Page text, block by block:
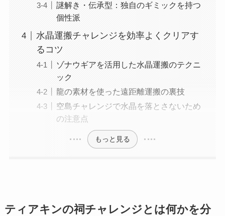
謎解き・伝承型：独自のギミックを持つ
個性派
水晶運搬チャレンジを効率よくクリアす
るコツ
ゾナウギアを活用した水晶運搬のテクニ
ック
龍の素材を使った遠距離運搬の裏技
空島チャレンジで水晶を落とさないため
の注意点
もっと見る
ティアキンの祠チャレンジとは何かを分